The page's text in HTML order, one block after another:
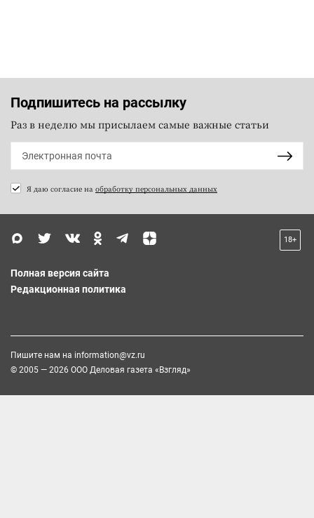
Подпишитесь на рассылку
Раз в неделю мы присылаем самые важные статьи
Я даю согласие на обработку персональных данных
18+
Полная версия сайта
Редакционная политика
Пишите нам на information@vz.ru
© 2005 — 2026 ООО Деловая газета «Взгляд»